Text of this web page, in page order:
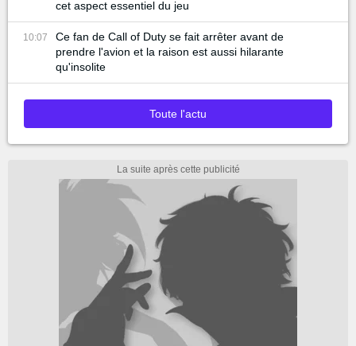
cet aspect essentiel du jeu
10:07
Ce fan de Call of Duty se fait arrêter avant de
prendre l'avion et la raison est aussi hilarante
qu'insolite
Toute l'actu